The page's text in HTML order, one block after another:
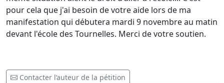
pour cela que j'ai besoin de votre aide lors de ma
manifestation qui débutera mardi 9 novembre au matin
devant l'école des Tournelles. Merci de votre soutien.
Contacter l’auteur de la pétition